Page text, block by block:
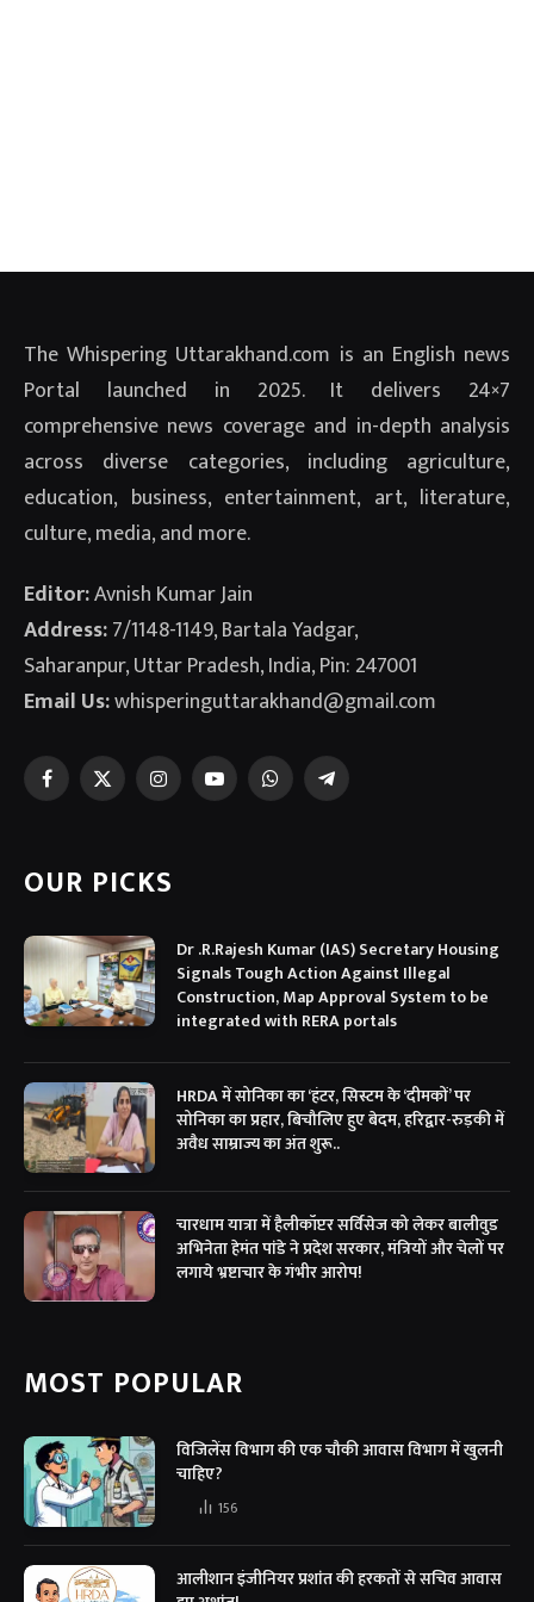
The Whispering Uttarakhand.com is an English news
Portal launched in 2025. It delivers 24×7
comprehensive news coverage and in-depth analysis
across diverse categories, including agriculture,
education, business, entertainment, art, literature,
culture, media, and more.
Editor:Avnish Kumar Jain
Address:7/1148-1149, Bartala Yadgar,
Saharanpur, Uttar Pradesh, India, Pin: 247001
Email Us:whisperinguttarakhand@gmail.com
Facebook
X
InstagramYouTubeWhatsAppTelegram
OUR PICKS
Dr .R.Rajesh Kumar (IAS) Secretary Housing
Signals Tough Action Against Illegal
Construction, Map Approval System to be
integrated with RERA portals
HRDA में सोनिका का ‘हंटर, सिस्टम के ‘दीमकों’ पर
सोनिका का प्रहार, बिचौलिए हुए बेदम, हरिद्वार-रुड़की में
अवैध साम्राज्य का अंत शुरू..
चारधाम यात्रा में हैलीकॉप्टर सर्विसेज को लेकर बालीवुड
अभिनेता हेमंत पांडे ने प्रदेश सरकार, मंत्रियों और चेलों पर
लगाये भ्रष्टाचार के गंभीर आरोप!
MOST POPULAR
विजिलेंस विभाग की एक चौकी आवास विभाग में खुलनी
चाहिए?
156
आलीशान इंजीनियर प्रशांत की हरकतों से सचिव आवास